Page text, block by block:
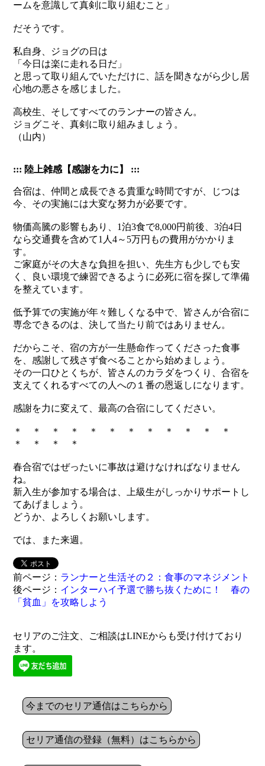
ームを意識して真剣に取り組むこと」
だそうです。
私自身、ジョグの日は
「今日は楽に走れる日だ」
と思って取り組んでいただけに、話を聞きながら少し居
心地の悪さを感じました。
高校生、そしてすべてのランナーの皆さん。
ジョグこそ、真剣に取り組みましょう。
（山内）
::: 陸上雑感【感謝を力に】 :::
合宿は、仲間と成長できる貴重な時間ですが、じつは
今、その実施には大変な努力が必要です。
物価高騰の影響もあり、1泊3食で8,000円前後、3泊4日
なら交通費を含めて1人4～5万円もの費用がかかりま
す。
ご家庭がその大きな負担を担い、先生方も少しでも安
く、良い環境で練習できるように必死に宿を探して準備
を整えています。
低予算での実施が年々難しくなる中で、皆さんが合宿に
専念できるのは、決して当たり前ではありません。
だからこそ、宿の方が一生懸命作ってくださった食事
を、感謝して残さず食べることから始めましょう。
その一口ひとくちが、皆さんのカラダをつくり、合宿を
支えてくれるすべての人への１番の恩返しになります。
感謝を力に変えて、最高の合宿にしてください。
＊ ＊ ＊ ＊ ＊ ＊ ＊ ＊ ＊ ＊ ＊ ＊
＊ ＊ ＊ ＊
春合宿ではぜったいに事故は避けなければなりません
ね。
新入生が参加する場合は、上級生がしっかりサポートし
てあげましょう。
どうか、よろしくお願いします。
では、また来週。
前ページ： ランナーと生活その２：食事のマネジメント
後ページ： インターハイ予選で勝ち抜くために！ 春の
「貧血」を攻略しよう
セリアのご注文、ご相談はLINEからも受け付けており
ます。
今までのセリア通信はこちらから
セリア通信の登録（無料）はこちらから